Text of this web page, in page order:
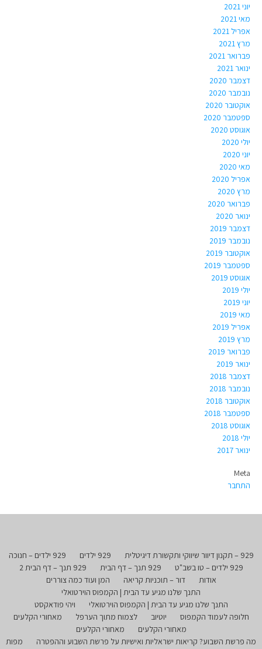
יוני 2021
מאי 2021
אפריל 2021
מרץ 2021
פברואר 2021
ינואר 2021
דצמבר 2020
נובמבר 2020
אוקטובר 2020
ספטמבר 2020
אוגוסט 2020
יולי 2020
יוני 2020
מאי 2020
אפריל 2020
מרץ 2020
פברואר 2020
ינואר 2020
דצמבר 2019
נובמבר 2019
אוקטובר 2019
ספטמבר 2019
אוגוסט 2019
יולי 2019
יוני 2019
מאי 2019
אפריל 2019
מרץ 2019
פברואר 2019
ינואר 2019
דצמבר 2018
נובמבר 2018
אוקטובר 2018
ספטמבר 2018
אוגוסט 2018
יולי 2018
ינואר 2017
Meta
התחבר
929 – תקנון דיוור שיווקי ותקשורת דיגיטלית 929 ילדים
929 ילדים – חנוכה
929 ילדים – טו בשב"ט
929 תנך – דף הבית
929 תנך – דף הבית 2
אודות
דור – תוכניות קריאה
המן ועוד כמה צוררים
התנך שלנו מגיע עד הבית | הקמפוס הוירטואלי
התנך שלנו מגיע עד הבית | הקמפוס הוירטואלי
ויהי פודאקסט
חלופה לעמוד הקמפוס
יוטיוב לצמוח מתוך הערפל
מאחורי הקלעים
מאחורי הקלעים
מאחורי הקלעים
מה פרשת השבוע? קריאות ישראליות ואישיות על פרשת השבוע וההפטרה
מפות